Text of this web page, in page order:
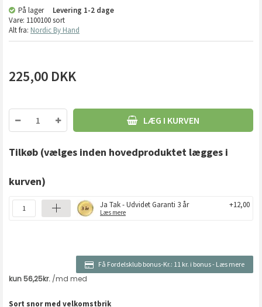
På lager Levering 1-2 dage
Vare: 1100100 sort
Alt fra: Nordic By Hand
225,00 DKK
LÆG I KURVEN
Tilkøb (vælges inden hovedproduktet lægges i
kurven)
Ja Tak - Udvidet Garanti 3 år
Læs mere
+12,00
Få Fordelsklub bonus-Kr.: 11 kr. i bonus- Læs mere
Sort snor med velkomstbrik